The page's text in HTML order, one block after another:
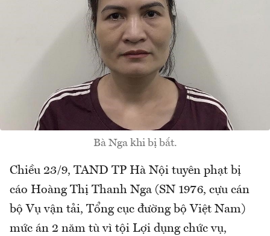
Bà Nga khi bị bắt.
Chiều 23/9, TAND TP Hà Nội tuyên phạt bị
cáo Hoàng Thị Thanh Nga (SN 1976, cựu cán
bộ Vụ vận tải, Tổng cục đường bộ Việt Nam)
mức án 2 năm tù vì tội Lợi dụng chức vụ,